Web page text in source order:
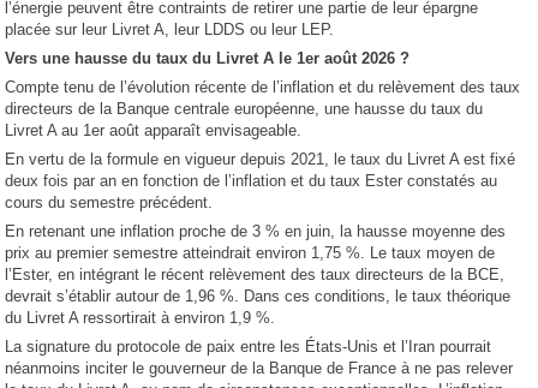
l’énergie peuvent être contraints de retirer une partie de leur épargne
placée sur leur Livret A, leur LDDS ou leur LEP.
Vers une hausse du taux du Livret A le 1er août 2026 ?
Compte tenu de l’évolution récente de l’inflation et du relèvement des taux
directeurs de la Banque centrale européenne, une hausse du taux du
Livret A au 1er août apparaît envisageable.
En vertu de la formule en vigueur depuis 2021, le taux du Livret A est fixé
deux fois par an en fonction de l’inflation et du taux Ester constatés au
cours du semestre précédent.
En retenant une inflation proche de 3 % en juin, la hausse moyenne des
prix au premier semestre atteindrait environ 1,75 %. Le taux moyen de
l’Ester, en intégrant le récent relèvement des taux directeurs de la BCE,
devrait s’établir autour de 1,96 %. Dans ces conditions, le taux théorique
du Livret A ressortirait à environ 1,9 %.
La signature du protocole de paix entre les États-Unis et l’Iran pourrait
néanmoins inciter le gouverneur de la Banque de France à ne pas relever